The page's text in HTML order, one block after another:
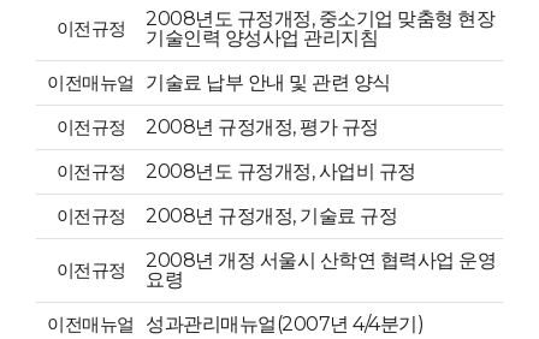
이전규정
2008년도 규정개정, 중소기업 맞춤형 현장
기술인력 양성사업 관리지침
이전매뉴얼
기술료 납부 안내 및 관련 양식
이전규정
2008년 규정개정, 평가 규정
이전규정
2008년도 규정개정, 사업비 규정
이전규정
2008년 규정개정, 기술료 규정
이전규정
2008년 개정 서울시 산학연 협력사업 운영
요령
이전매뉴얼
성과관리매뉴얼(2007년 4/4분기)